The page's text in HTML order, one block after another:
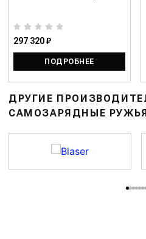
297 320 ₽
ПОДРОБНЕЕ
ДРУГИЕ
САМОЗАРЯДНЫЕ